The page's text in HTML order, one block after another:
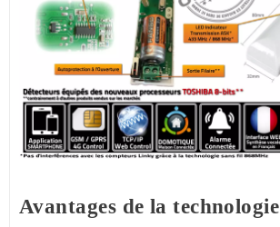
Avantages de la technologie